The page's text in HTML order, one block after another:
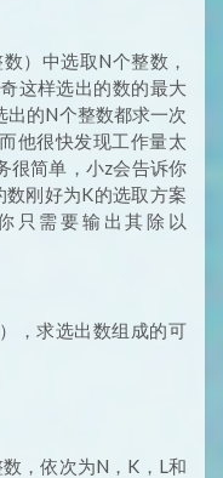
）中选取N个整数，
这样选出的数的最大
出的N个整数都求一次
他很快发现工作量太
很简单，小z会告诉你
刚好为K的选取方案
只需要输出其除以
，求选出数组成的可
，依次为N，K，L和